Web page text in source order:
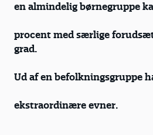
en almindelig børnegruppe
procent med særlige
grad.
Ud af en befolkningsgruppe
ekstraordinære evner.